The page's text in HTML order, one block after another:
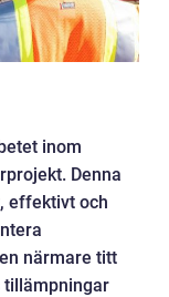
inom
Denna
effektivt och
närmare titt
tillämpningar